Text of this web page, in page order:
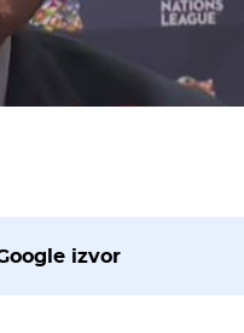
izvor